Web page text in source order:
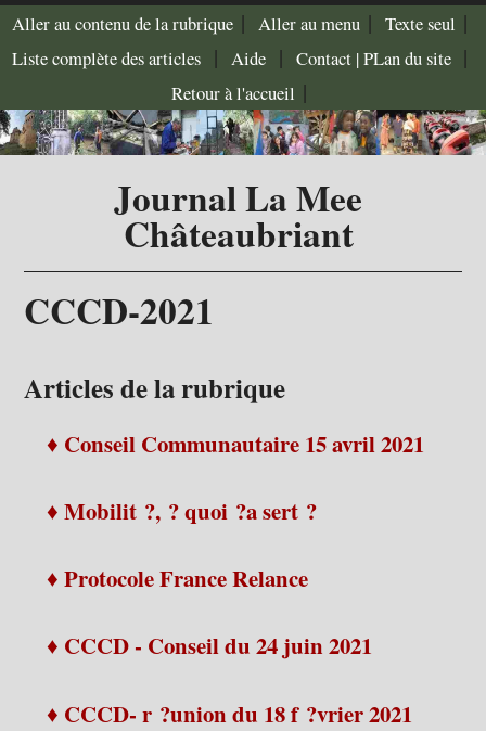
Aller au contenu de la rubrique| Aller au menu| Texte seul |
Liste complète des articles| Aide| Contact |PLan du site |
Retour à l'accueil |
Journal La Mee
Châteaubriant
CCCD-2021
Articles de la rubrique
♦ Conseil Communautaire 15 avril 2021
♦ Mobilit ?, ? quoi ?a sert ?
♦ Protocole France Relance
♦ CCCD - Conseil du 24 juin 2021
♦ CCCD- r ?union du 18 f ?vrier 2021